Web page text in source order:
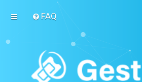
FAQ